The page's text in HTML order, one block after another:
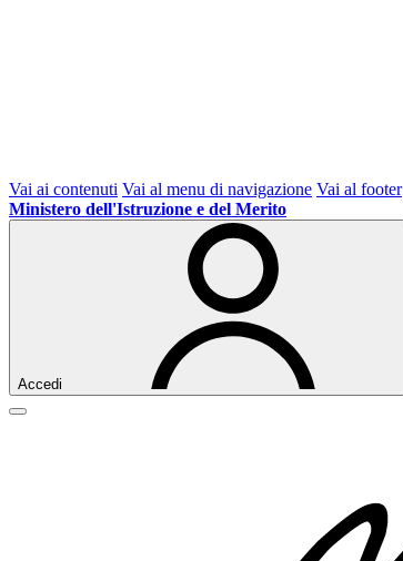
Vai ai contenuti Vai al menu di navigazione Vai al footer
Ministero dell'Istruzione e del Merito
Accedi